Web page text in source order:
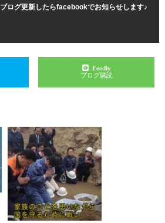
ブログ更新したらfacebookでお知らせします♪
Feedly
ブログ購読